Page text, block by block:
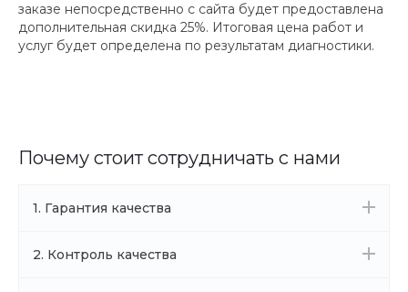
заказе непосредственно с сайта будет предоставлена
дополнительная скидка 25%. Итоговая цена работ и
услуг будет определена по результатам диагностики.
Почему стоит сотрудничать с нами
1. Гарантия качества
2. Контроль качества